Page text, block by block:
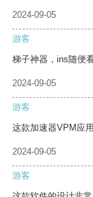
2024-09-05
游客
梯子神器，ins随便
2024-09-05
游客
这款加速器VPM应
2024-09-05
游客